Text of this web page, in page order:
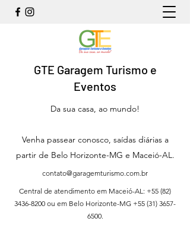
GTE Garagem Turismo e
Eventos
Da sua casa, ao mundo!
Venha passear conosco, saídas diárias a
partir de Belo Horizonte-MG e Maceió-AL.
contato@garagemturismo.com.br
Central de atendimento em Maceió-AL: +55 (82)
3436-8200 ou em Belo Horizonte-MG +55 (31) 3657-
6500.